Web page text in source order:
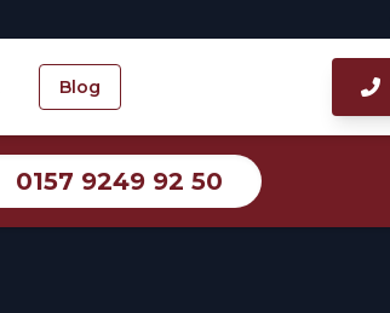
Blog
0157 9249 92 50